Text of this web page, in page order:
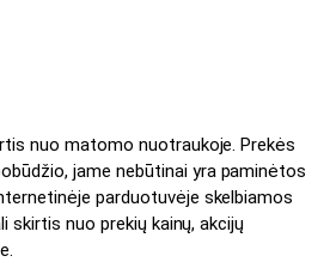
nuo matomo nuotraukoje. Prekės
jame nebūtinai yra paminėtos
parduotuvėje skelbiamos
skirtis nuo prekių kainų, akcijų